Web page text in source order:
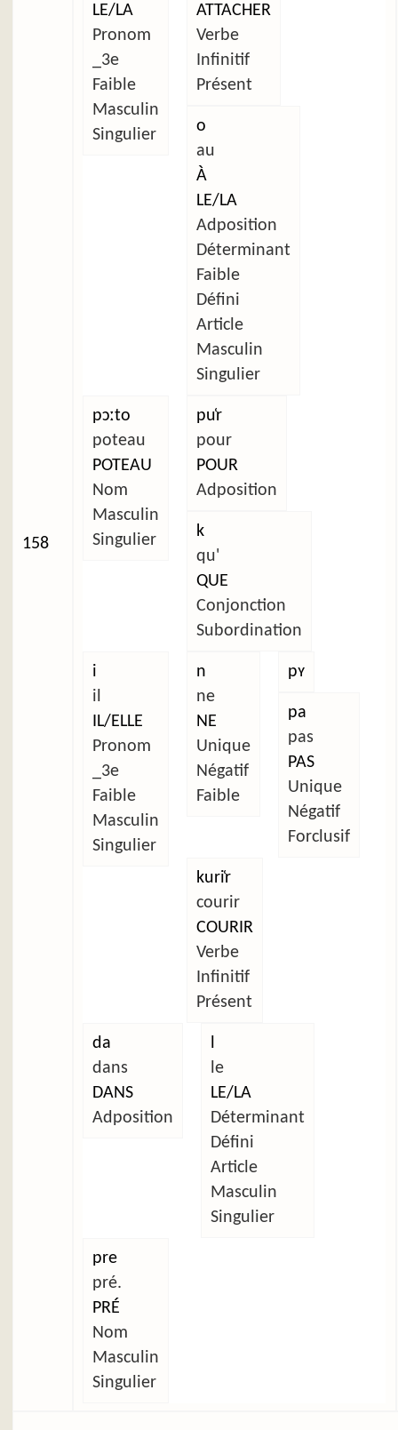
158
LE/LA
Pronom
_3e
Faible
Masculin
Singulier
ATTACHER
Verbe
Infinitif
Présent
o
au
À
LE/LA
Adposition
Déterminant
Faible
Défini
Article
Masculin
Singulier
pɔːto
poteau
POTEAU
Nom
Masculin
Singulier
pu̜r
pour
POUR
Adposition
k
qu'
QUE
Conjonction
Subordination
i
il
IL/ELLE
Pronom
_3e
Faible
Masculin
Singulier
n
ne
NE
Unique
Négatif
Faible
pʏ
pa
pas
PAS
Unique
Négatif
Forclusif
kuri̜r
courir
COURIR
Verbe
Infinitif
Présent
da
dans
DANS
Adposition
le
LE/LA
Déterminant
Défini
Article
Masculin
Singulier
pre
pré.
PRÉ
Nom
Masculin
Singulier